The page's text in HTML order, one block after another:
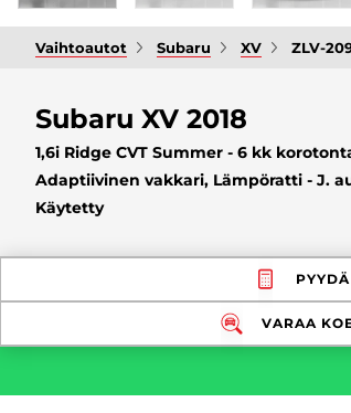
Vaihtoautot Subaru XV ZLV-
Subaru XV 2018
1,6i Ridge CVT Summer - 6 kk
Adaptiivinen vakkari, Lämpöratti - J.
Käytetty
VARAA